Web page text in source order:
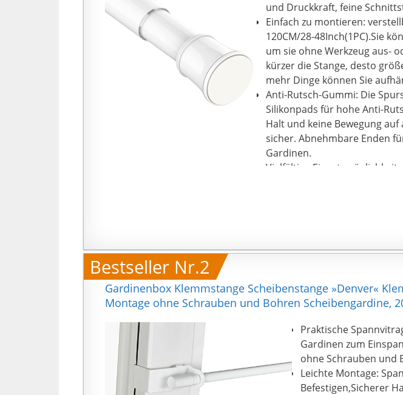
und Druckkraft, feine
Einfach zu montieren:
120CM/28-48Inch(1PC).Sie
um sie ohne Werkzeug aus-
kürzer die Stange, desto
mehr Dinge können Sie
Anti-Rutsch-Gummi: Die
Silikonpads für hohe Anti-
Halt und keine Bewegung
sicher. Abnehmbare Enden
Gardinen.
Vielfältige
eine Duschvorhangstange
Venwemong-Service: Wenn
Rückerstattung.
Bestseller Nr.2
Gardinenbox Klemmstange Scheibenstange »Denver«
Montage ohne Schrauben und Bohren Scheibengardine,
Praktische
Gardinen zum
ohne Schrauben und
Leichte Montage:
Befestigen,Sicherer